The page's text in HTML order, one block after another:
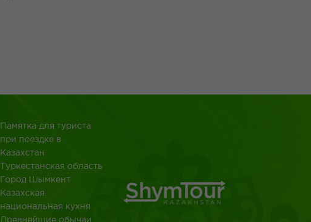
Памятка для туриста
при поездке в
Казахстан
Туркестанская область
Город Шымкент
Казахская
национальная кухня
Древнейшие обычаи